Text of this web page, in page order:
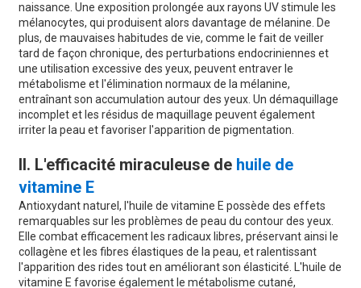
naissance. Une exposition prolongée aux rayons UV stimule les
mélanocytes, qui produisent alors davantage de mélanine. De
plus, de mauvaises habitudes de vie, comme le fait de veiller
tard de façon chronique, des perturbations endocriniennes et
une utilisation excessive des yeux, peuvent entraver le
métabolisme et l'élimination normaux de la mélanine,
entraînant son accumulation autour des yeux. Un démaquillage
incomplet et les résidus de maquillage peuvent également
irriter la peau et favoriser l'apparition de pigmentation.
II. L'efficacité miraculeuse de huile de
vitamine E
Antioxydant naturel, l'huile de vitamine E possède des effets
remarquables sur les problèmes de peau du contour des yeux.
Elle combat efficacement les radicaux libres, préservant ainsi le
collagène et les fibres élastiques de la peau, et ralentissant
l'apparition des rides tout en améliorant son élasticité. L'huile de
vitamine E favorise également le métabolisme cutané,